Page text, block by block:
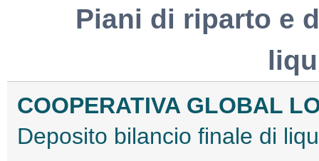
Piani di riparto e
COOPERATIVA GLOBAL
Deposito bilancio finale di